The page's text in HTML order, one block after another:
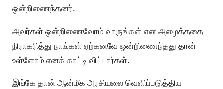
ஒன்றிணைந்தனர்.
அவர்கள் ஒன்றிணைவோம் வாருங்கள் என அழைத்ததை
நிராகரித்து நாங்கள் ஏற்கனவே ஒன்றிணைந்தது தான்
உள்ளோம் எனக் காட்டி விட்டார்கள்.
இங்கே தான் ஆன்மீக அரசியலை வெளிப்படுத்திய